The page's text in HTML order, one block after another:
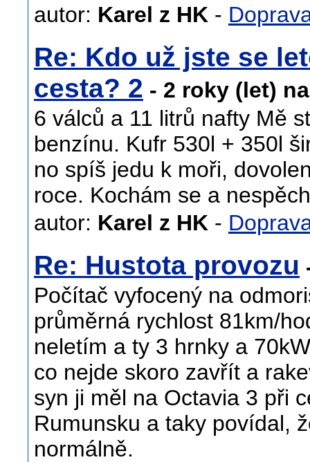
autor: Karel z HK -
Re: Kdo už jste se
cesta? 2 - 2 roky (let)
6 válců a 11 litrů nafty Mě
benzínu. Kufr 530l + 350l
no spíš jedu k moři,
roce. Kochám se a
autor: Karel z HK -
Re: Hustota provozu
Počítač vyfocený na
průměrná rychlost 81km/
neletím a ty 3 hrnky a
co nejde skoro zavřít a
syn ji měl na Octavia 3 při
Rumunsku a taky povídal,
normálně.